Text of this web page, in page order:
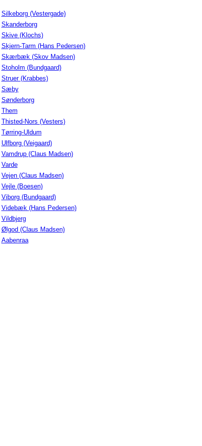
Silkeborg (Vestergade)
Skanderborg
Skive (Klochs)
Skjern-Tarm (Hans Pedersen)
Skærbæk (Skov Madsen)
Stoholm (Bundgaard)
Struer (Krabbes)
Sæby
Sønderborg
Them
Thisted-Nors (Vesters)
Tørring-Uldum
Ulfborg (Veigaard)
Vamdrup (Claus Madsen)
Varde
Vejen (Claus Madsen)
Vejle (Boesen)
Viborg (Bundgaard)
Videbæk (Hans Pedersen)
Vildbjerg
Ølgod (Claus Madsen)
Aabenraa